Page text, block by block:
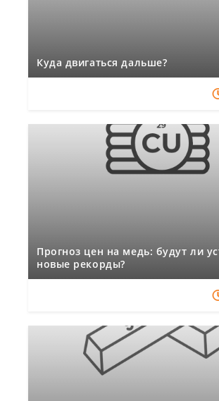
Куда двигаться дальше?
Прогноз цен на медь: будут ли
новые рекорды?